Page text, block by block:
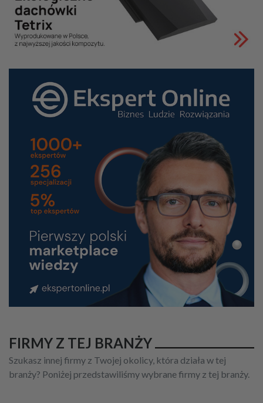
FIRMY Z TEJ BRANŻY
Szukasz innej firmy z Twojej okolicy, która działa w tej
branży? Poniżej przedstawiliśmy wybrane firmy z tej branży.